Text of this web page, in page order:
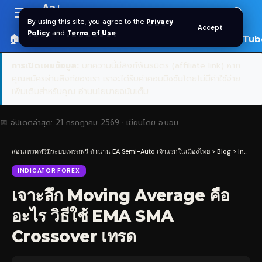
By using this site, you agree to the Privacy
Policy and Terms of Use.
Accept
Resizer
Aa
🏠 หน้าแรก ราคาทอง SPDR 🎬
📅 อัปเดตล่าสุด: 21 กรกฎาคม 2569 · เขียนโดย อ.บอม
สอนเทรดฟรีมีระบบเทรดฟรี ตำนาน EA Semi-Auto เจ้าแรกในเมืองไทย > Blog > Indicator Forex
INDICATOR FOREX
เจาะลึก Moving Average คือ
อะไร วิธีใช้ EMA SMA
Crossover เทรด